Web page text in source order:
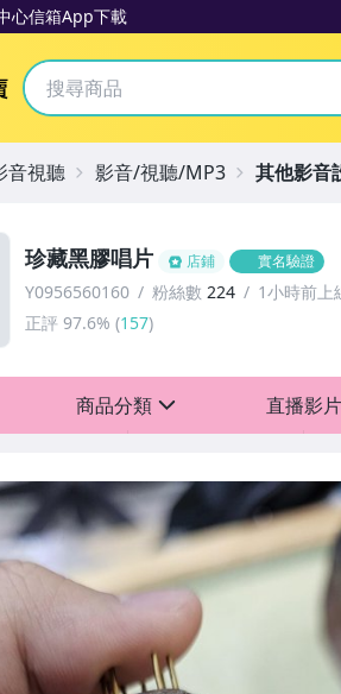
心信箱App下載
Yahoo拍賣
珍藏黑膠唱片 店鋪 實名驗證
Y0956560160 粉絲數 224
1小時前上
正評 97.6% (157)
商品分類 直播影片
音視聽 影音/視聽/MP3 其他影音